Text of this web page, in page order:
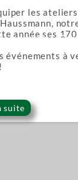
pour scies
les
année ses 170
événements à
suite